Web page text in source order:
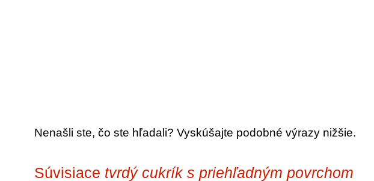
Nenašli ste, čo ste hľadali? Vyskúšajte podobné výrazy nižšie.
Súvisiace tvrdý cukrík s priehľadným povrchom